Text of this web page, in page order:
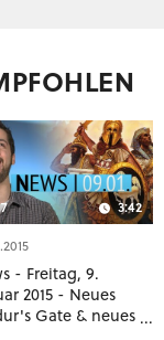
3:42
- Freitag, 9.
2015 - Neues
Gate & neues